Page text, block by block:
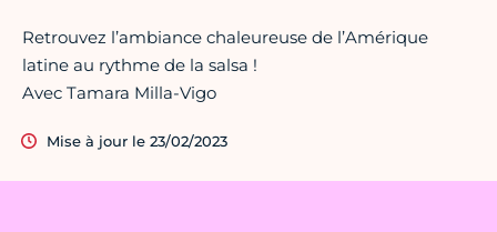
Retrouvez l’ambiance chaleureuse de l’Amérique
latine au rythme de la salsa !
Avec Tamara Milla-Vigo
Mise à jour le 23/02/2023